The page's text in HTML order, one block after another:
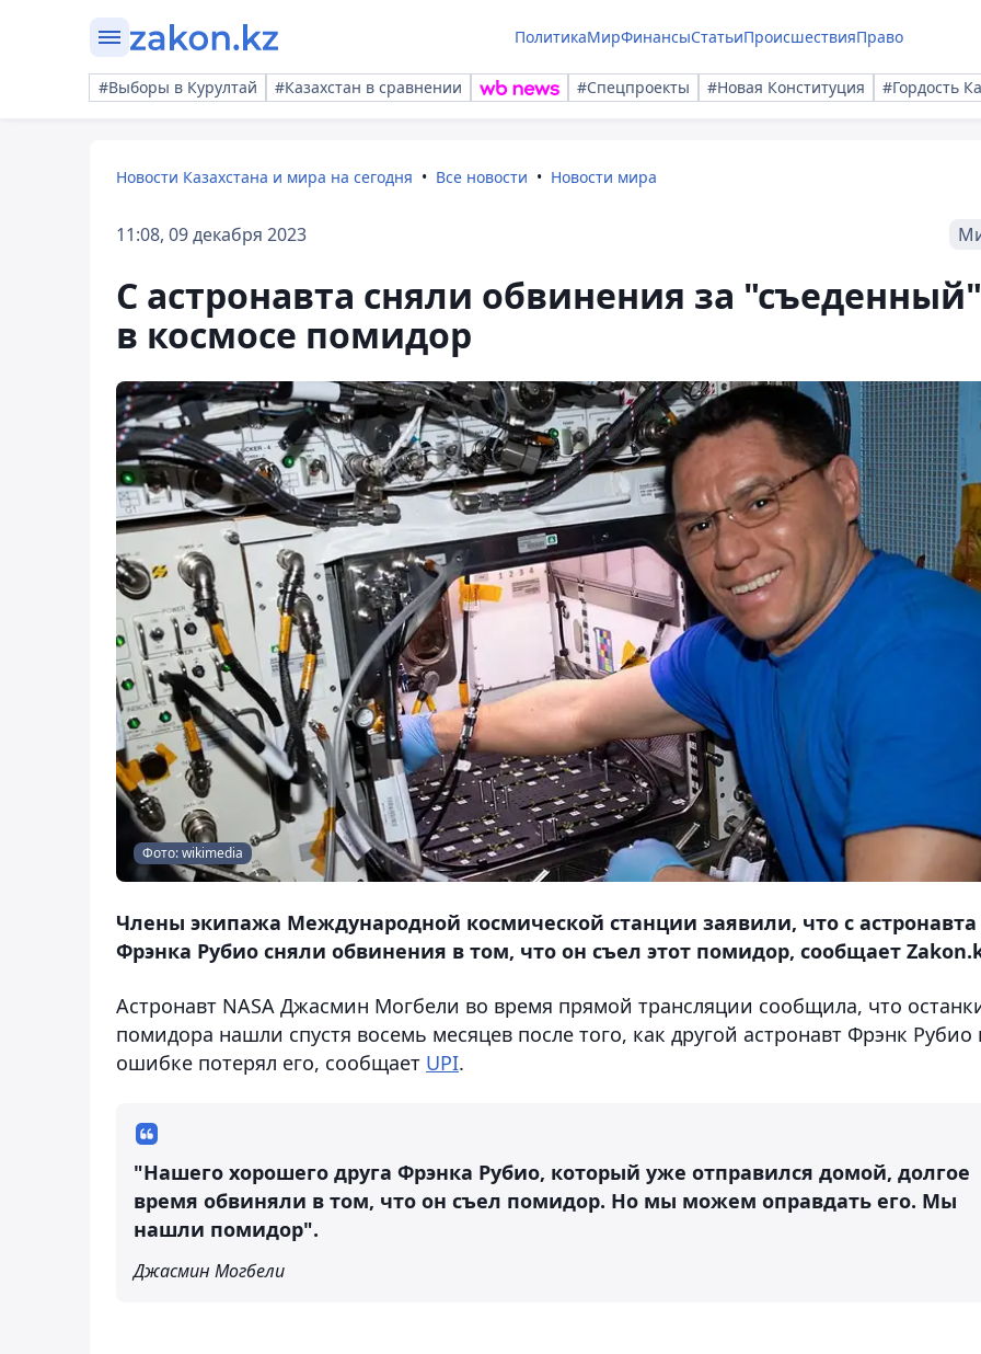
ПолитикаМирФинансыСтатьиПроисшествияПраво
#Выборы в Курултай #Казахстан в сравнении #Спецпроекты #Новая Конституция #Гордость
Новости Казахстана и мира на сегодня Все новости Новости мира
11:08, 09 декабря 2023
С астронавта сняли обвинения за "съеденный"
в космосе помидор
Фото: wikimedia
Члены экипажа Международной космической станции заявили, что с астронавта
Фрэнка Рубио сняли обвинения в том, что он съел этот помидор, сообщает
Астронавт NASA Джасмин Могбели во время прямой трансляции сообщила, что
помидора нашли спустя восемь месяцев после того, как другой астронавт Фрэнк Рубио
ошибке потерял его, сообщает UPI.
"Нашего хорошего друга Фрэнка Рубио, который уже отправился домой, долгое
время обвиняли в том, что он съел помидор. Но мы можем оправдать его. Мы
нашли помидор".
Джасмин Могбели